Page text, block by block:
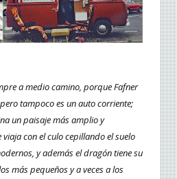
a medio camino, porque Fafner
pero tampoco es un auto corriente;
un paisaje más amplio y
con el culo cepillando el suelo
y además el dragón tiene su
más pequeños y a veces a los